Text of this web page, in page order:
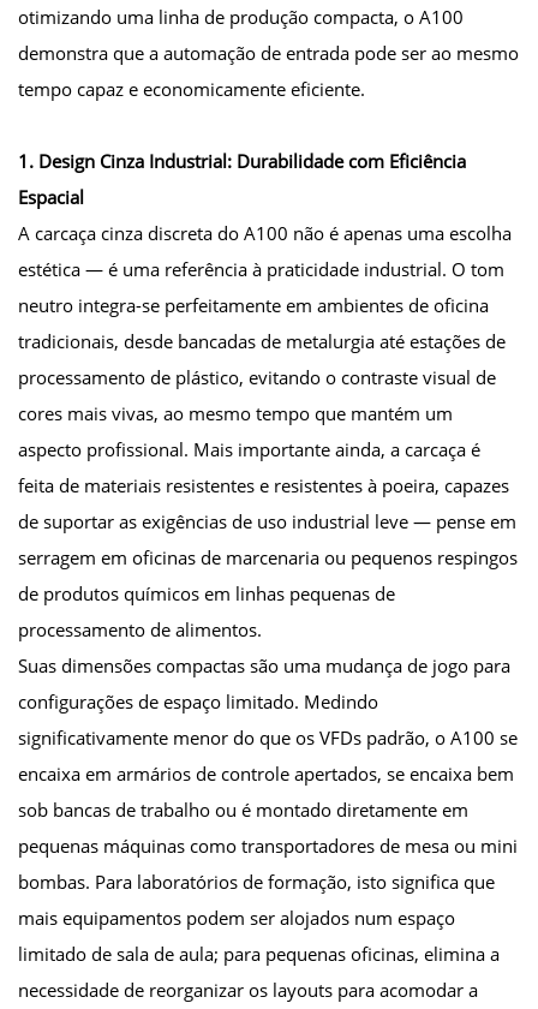
otimizando uma linha de produção compacta, o A100
demonstra que a automação de entrada pode ser ao mesmo
tempo capaz e economicamente eficiente.
1. Design Cinza Industrial: Durabilidade com Eficiência
Espacial
A carcaça cinza discreta do A100 não é apenas uma escolha
estética — é uma referência à praticidade industrial. O tom
neutro integra-se perfeitamente em ambientes de oficina
tradicionais, desde bancadas de metalurgia até estações de
processamento de plástico, evitando o contraste visual de
cores mais vivas, ao mesmo tempo que mantém um
aspecto profissional. Mais importante ainda, a carcaça é
feita de materiais resistentes e resistentes à poeira, capazes
de suportar as exigências de uso industrial leve — pense em
serragem em oficinas de marcenaria ou pequenos respingos
de produtos químicos em linhas pequenas de
processamento de alimentos.
Suas dimensões compactas são uma mudança de jogo para
configurações de espaço limitado. Medindo
significativamente menor do que os VFDs padrão, o A100 se
encaixa em armários de controle apertados, se encaixa bem
sob bancas de trabalho ou é montado diretamente em
pequenas máquinas como transportadores de mesa ou mini
bombas. Para laboratórios de formação, isto significa que
mais equipamentos podem ser alojados num espaço
limitado de sala de aula; para pequenas oficinas, elimina a
necessidade de reorganizar os layouts para acomodar a